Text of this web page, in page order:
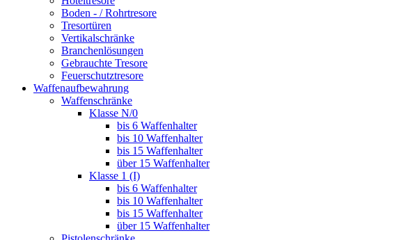
Boden - / Rohrtresore
Tresortüren
Vertikalschränke
Branchenlösungen
Gebrauchte Tresore
Feuerschutztresore
Waffenaufbewahrung
Waffenschränke
Klasse N/0
bis 6 Waffenhalter
bis 10 Waffenhalter
bis 15 Waffenhalter
über 15 Waffenhalter
Klasse 1 (I)
bis 6 Waffenhalter
bis 10 Waffenhalter
bis 15 Waffenhalter
über 15 Waffenhalter